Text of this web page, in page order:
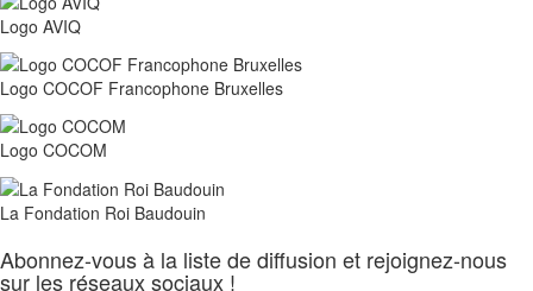
Logo AVIQ
Logo COCOF Francophone Bruxelles
Logo COCOM
La Fondation Roi Baudouin
Abonnez-vous à la liste de diffusion et rejoignez-nous
sur les réseaux sociaux !